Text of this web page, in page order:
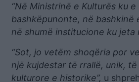
“Në Ministrinë e Kulturës ku
bashkëpunonte, në bashkinë
në shumë institucione ku jeta
“Sot, jo vetëm shoqëria por
një kujdestar të rrallë, unik,
kulturore e historike”, u